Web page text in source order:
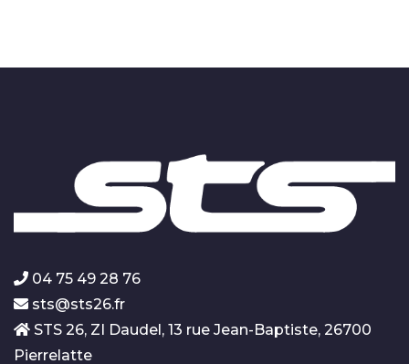
04 75 49 28 76
sts@sts26.fr
STS 26, ZI Daudel, 13 rue Jean-Baptiste, 26700
Pierrelatte